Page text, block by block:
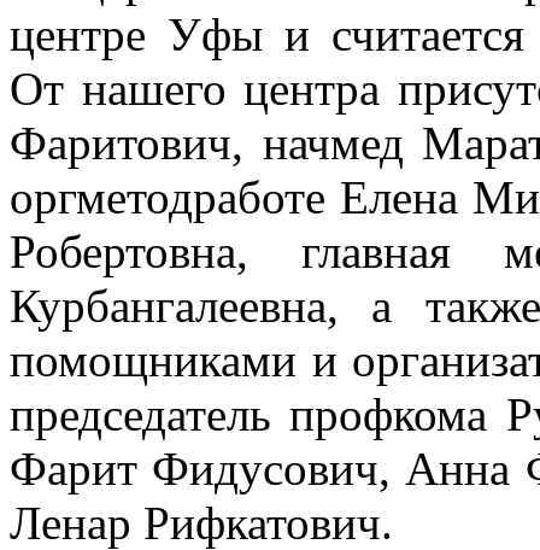
центре Уфы и
От нашего центра
Фаритович, начмед
оргметодработе Елена
Робертовна, главная
Курбангалеевна, а
помощниками и
председатель профкома
Фарит Фидусович, Анна
Ленар Рифкатович.